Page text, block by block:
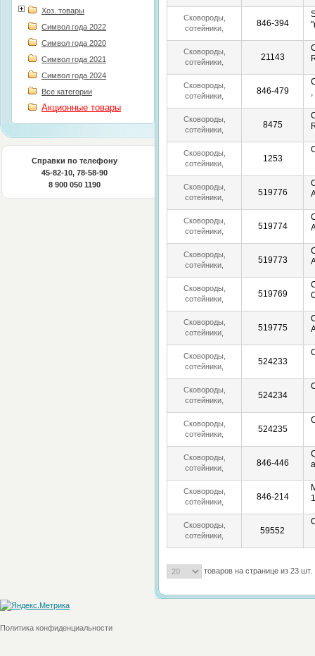
Хоз. товары
Символ года 2022
Символ года 2020
Символ года 2021
Символ года 2024
Все категории
Акционные товары
Справки по телефону
45-82-10, 78-58-90
8 900 050 1190
блинницы
Сковороды,
сотейники,
блинницы
846-394
Сковороды,
сотейники,
блинницы
21143
Сковороды,
сотейники,
блинницы
846-479
Сковороды,
сотейники,
блинницы
8475
Сковороды,
сотейники,
блинницы
1253
Сковороды,
сотейники,
блинницы
519776
Сковороды,
сотейники,
блинницы
519774
Сковороды,
сотейники,
блинницы
519773
Сковороды,
сотейники,
блинницы
519769
Сковороды,
сотейники,
блинницы
519775
Сковороды,
сотейники,
блинницы
524233
Сковороды,
сотейники,
блинницы
524234
Сковороды,
сотейники,
блинницы
524235
Сковороды,
сотейники,
блинницы
846-446
Сковороды,
сотейники,
блинницы
846-214
Сковороды,
сотейники,
блинницы
59552
товаров на странице из 23 шт.
Политика конфиденциальности